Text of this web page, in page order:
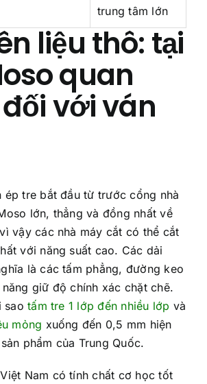
trung tâm lớn
liệu thô: tại
quan
với ván
ép tre bắt đầu từ trước cổng nhà
lớn, thẳng và đồng nhất về
vậy các nhà máy cắt có thể cắt
với năng suất cao. Các dải
là các tấm phẳng, đường keo
giữ độ chính xác chặt chẽ.
saotấm tre 1 lớp đến nhiều lớp và
mỏng xuống đến 0,5 mm hiện
phẩm của Trung Quốc.
Nam có tính chất cơ học tốt